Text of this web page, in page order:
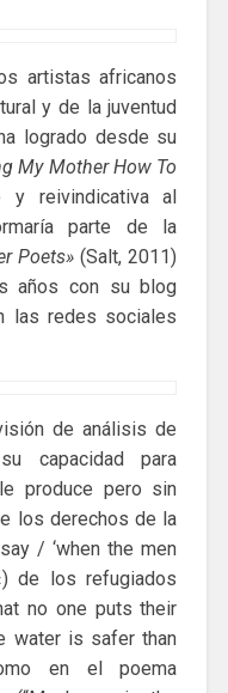
artistas africanos
y de la juventud
logrado desde su
My Mother How To
y reivindicativa al
parte de la
Poets»(Salt, 2011)
años con su blog
las redes sociales
de análisis de
capacidad para
produce pero sin
los derechos de la
/ ‘when the men
de los refugiados
no one puts their
water is safer than
en el poema